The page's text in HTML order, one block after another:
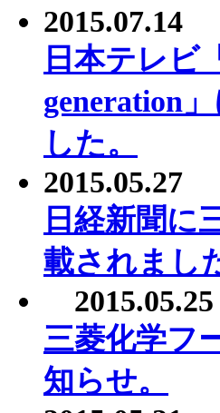
2015.07.14
日本テレビ
generation
した。
2015.05.27
日経新聞に
載されまし
2015.05.25
三菱化学フ
知らせ。